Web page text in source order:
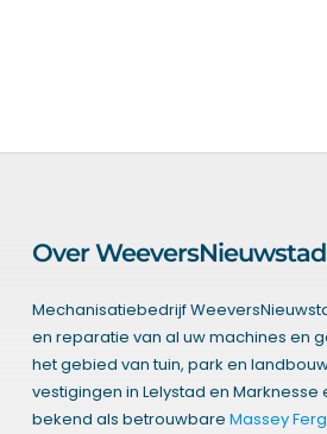
Over WeeversNieuwstad
Mechanisatiebedrijf
en reparatie van al uw machines en
het gebied van tuin, park en
vestigingen in Lelystad en
bekend als betrouwbare Massey